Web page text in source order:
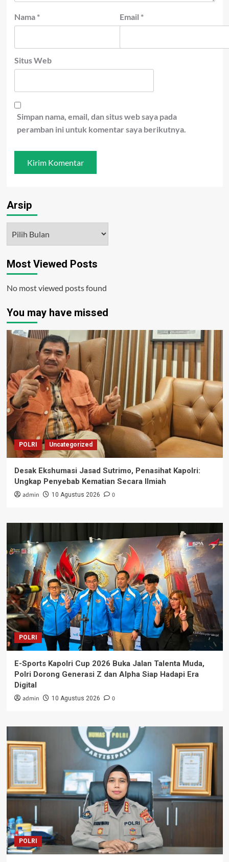
Nama * Email *
Situs Web
Simpan nama, email, dan situs web saya pada
peramban ini untuk komentar saya berikutnya.
Arsip
Most Viewed Posts
No most viewed posts found
You may have missed
POLRI Uncategorized
Desak Ekshumasi Jasad Sutrimo, Penasihat Kapolri:
Ungkap Penyebab Kematian Secara Ilmiah
admin 10 Agustus 2026 0
POLRI
E-Sports Kapolri Cup 2026 Buka Jalan Talenta Muda,
Polri Dorong Generasi Z dan Alpha Siap Hadapi Era
Digital
admin 10 Agustus 2026 0
POLRI